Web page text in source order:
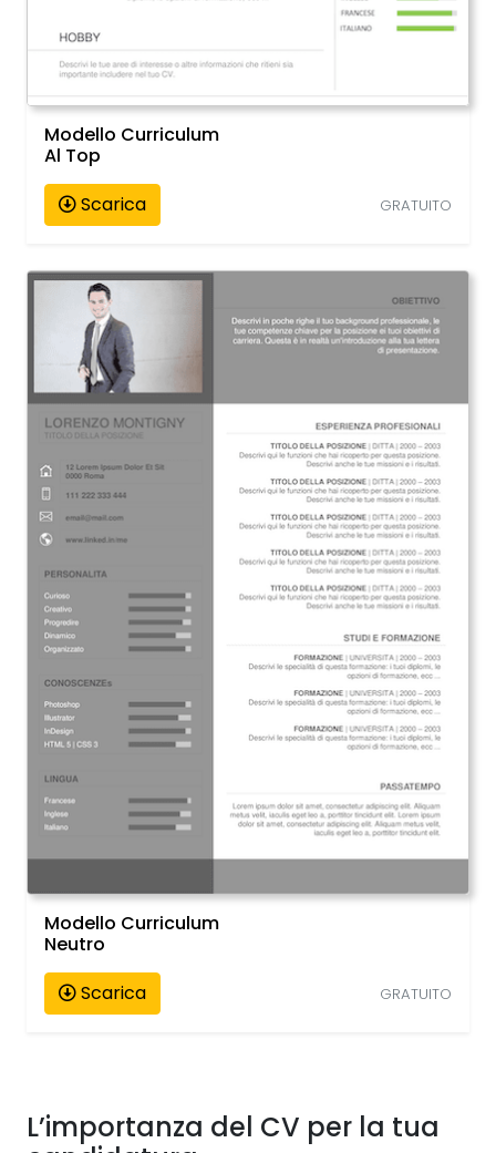
Modello Curriculum
Al Top
Scarica
GRATUITO
Modello Curriculum
Neutro
Scarica
GRATUITO
L’importanza del CV per la tua